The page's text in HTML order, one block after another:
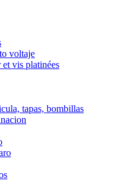
voltaje
vis platinées
tapas, bombillas